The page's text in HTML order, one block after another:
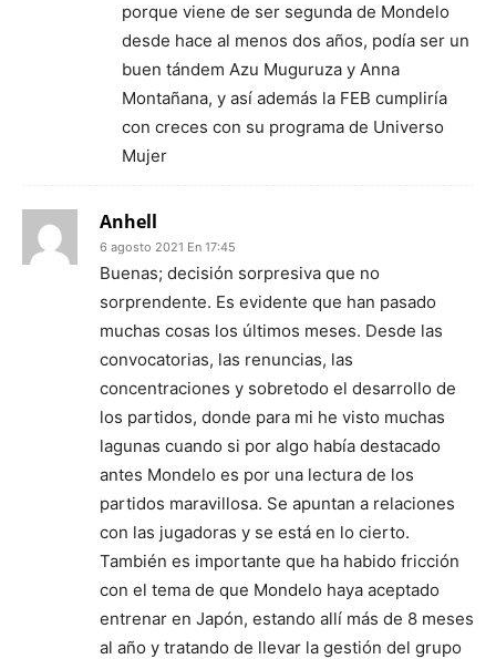
porque viene de ser segunda de Mondelo
desde hace al menos dos años, podía ser un
buen tándem Azu Muguruza y Anna
Montañana, y así además la FEB cumpliría
con creces con su programa de Universo
Mujer
Anhell
6 agosto 2021 En 17:45
Buenas; decisión sorpresiva que no
sorprendente. Es evidente que han pasado
muchas cosas los últimos meses. Desde las
convocatorias, las renuncias, las
concentraciones y sobretodo el desarrollo de
los partidos, donde para mi he visto muchas
lagunas cuando si por algo había destacado
antes Mondelo es por una lectura de los
partidos maravillosa. Se apuntan a relaciones
con las jugadoras y se está en lo cierto.
También es importante que ha habido fricción
con el tema de que Mondelo haya aceptado
entrenar en Japón, estando allí más de 8 meses
al año y tratando de llevar la gestión del grupo